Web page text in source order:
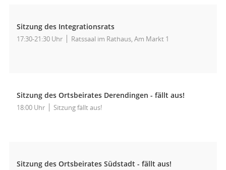
Sitzung des Integrationsrats
17:30-21:30 Uhr Ratssaal im Rathaus, Am Markt 1
Sitzung des Ortsbeirates Derendingen - fällt aus!
18:00 Uhr Sitzung fällt aus!
Sitzung des Ortsbeirates Südstadt - fällt aus!